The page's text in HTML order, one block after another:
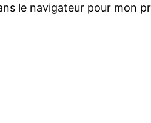
le navigateur pour mon